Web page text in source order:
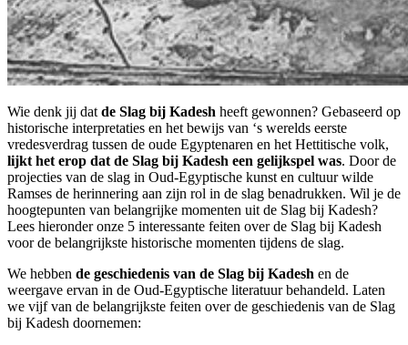
Wie denk jij dat de Slag bij Kadesh heeft gewonnen? Gebaseerd op
historische interpretaties en het bewijs van ‘s werelds eerste
vredesverdrag tussen de oude Egyptenaren en het Hettitische volk,
lijkt het erop dat de Slag bij Kadesh een gelijkspel was. Door de
projecties van de slag in Oud-Egyptische kunst en cultuur wilde
Ramses de herinnering aan zijn rol in de slag benadrukken. Wil je de
hoogtepunten van belangrijke momenten uit de Slag bij Kadesh?
Lees hieronder onze 5 interessante feiten over de Slag bij Kadesh
voor de belangrijkste historische momenten tijdens de slag.
We hebben de geschiedenis van de Slag bij Kadesh en de
weergave ervan in de Oud-Egyptische literatuur behandeld. Laten
we vijf van de belangrijkste feiten over de geschiedenis van de Slag
bij Kadesh doornemen: